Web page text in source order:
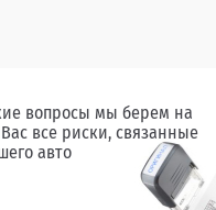
вопросы мы берем на
все риски, связанные
авто